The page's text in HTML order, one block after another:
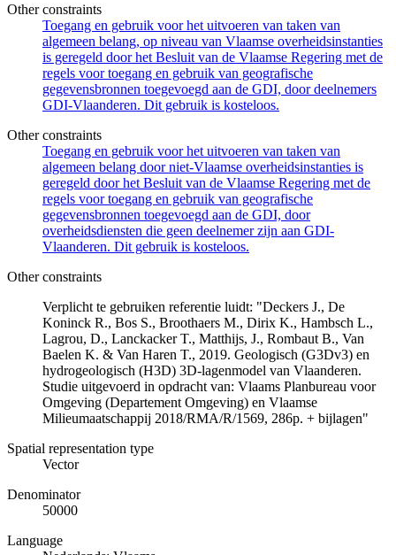
Other constraints
Toegang en gebruik voor het uitvoeren van taken van
algemeen belang, op niveau van Vlaamse overheidsinstanties
is geregeld door het Besluit van de Vlaamse Regering met de
regels voor toegang en gebruik van geografische
gegevensbronnen toegevoegd aan de GDI, door deelnemers
GDI-Vlaanderen. Dit gebruik is kosteloos.
Other constraints
Toegang en gebruik voor het uitvoeren van taken van
algemeen belang door niet-Vlaamse overheidsinstanties is
geregeld door het Besluit van de Vlaamse Regering met de
regels voor toegang en gebruik van geografische
gegevensbronnen toegevoegd aan de GDI, door
overheidsdiensten die geen deelnemer zijn aan GDI-
Vlaanderen. Dit gebruik is kosteloos.
Other constraints
Verplicht te gebruiken referentie luidt: "Deckers J., De
Koninck R., Bos S., Broothaers M., Dirix K., Hambsch L.,
Lagrou, D., Lanckacker T., Matthijs, J., Rombaut B., Van
Baelen K. & Van Haren T., 2019. Geologisch (G3Dv3) en
hydrogeologisch (H3D) 3D-lagenmodel van Vlaanderen.
Studie uitgevoerd in opdracht van: Vlaams Planbureau voor
Omgeving (Departement Omgeving) en Vlaamse
Milieumaatschappij 2018/RMA/R/1569, 286p. + bijlagen"
Spatial representation type
Vector
Denominator
50000
Language